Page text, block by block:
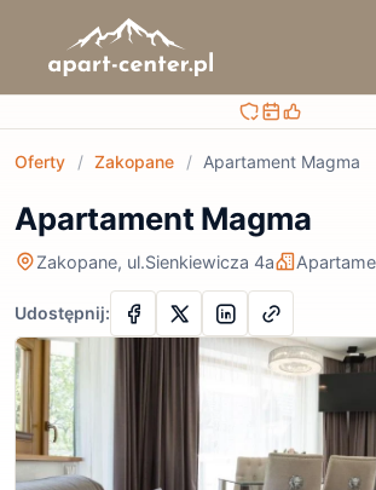
Bezpieczna
Sprawdzaj
Obsługa
Oferty / Zakopane / Apartament Magma
Apartament Magma
Zakopane, ul.Sienkiewicza 4a
Udostępnij: